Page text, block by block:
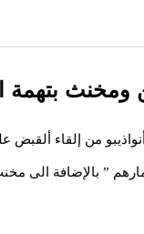
ومخنث بتهمة
من إلقاء ألقبض
” بالإضافة الى